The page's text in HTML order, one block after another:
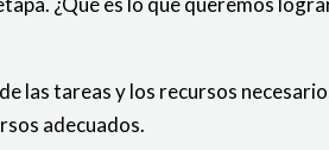
las tareas y los recursos
adecuados.